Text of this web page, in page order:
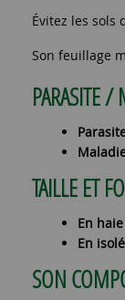
Évitez les sols
Son feuillage
PARASITE /
TAILLE ET
En
En
SON